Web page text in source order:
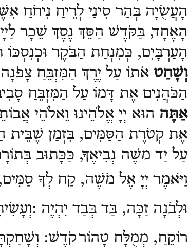
הָעֲשֻׂיָה בְּהַר סִינַי לְרֵיחַ נִיחֹחַ
הָאֶחָד, בַּקֹּדֶשׁ הַסֵּךְ נֶסֶךְ שֵׁכָר
הָעַרְבָּיִם, כְּמִנְחַת הַבֹּקֶר
וְשָׁחַט אֹתוֹ עַל יֶרֶךְ הַמִּזְבֵּחַ צָפֹנָה
הַכֹּהֲנִים אֶת דָּמוֹ עַל הַמִּזְבֵּחַ
אַתָּה הוּא יְיָ אֱלֹהֵינוּ וֵאלֹהֵי
אֶת קְטֹרֶת הַסַּמִּים, בִּזְמַן שֶׁבֵּית
עַל יַד משֶׁה נְבִיאֶךָ, כַּכָּתוּב
וַיֹּאמֶר יְיָ אֶל מֹשֶׁה, קַח לְךָ
וּלְבֹנָה זַכָּה, בַּד בְּבַד יִהְיֶה :
רוֹקֵחַ, מְמֻלָּח טָהוֹרקֹדֶשׁ: